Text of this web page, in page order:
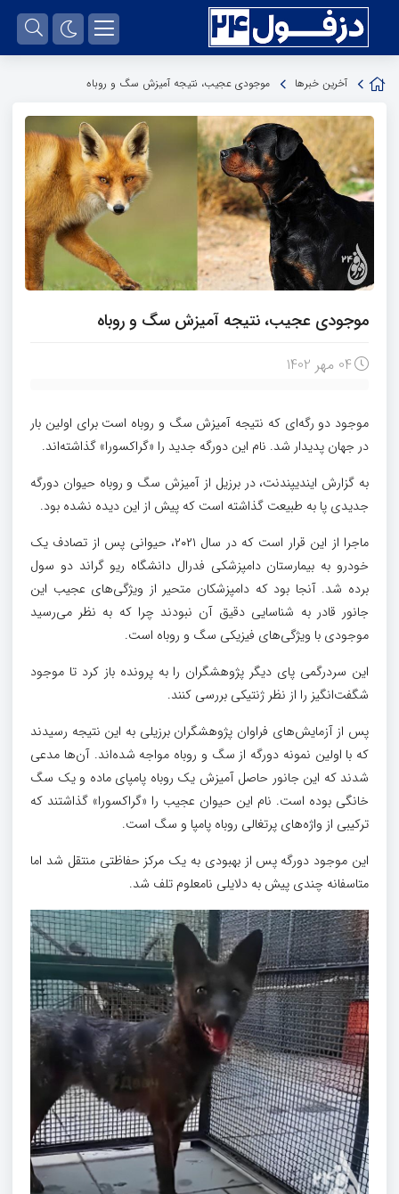
آخرین خبرها موجودی عجیب، نتیجه آمیزش سگ و روباه
موجودی عجیب، نتیجه آمیزش سگ و روباه
04 مهر 1402
موجود دو رگه‌ای که نتیجه آمیزش سگ و روباه است برای اولین بار
در جهان پدیدار شد. نام این دورگه جدید را «گراکسورا» گذاشته‌اند.
به گزارش ایندیپندنت، در برزیل از آمیزش سگ و روباه حیوان دورگه
جدیدی پا به طبیعت گذاشته است که پیش از این دیده نشده بود.
ماجرا از این قرار است که در سال ۲۰۲۱، حیوانی پس از تصادف یک
خودرو به بیمارستان دامپزشکی فدرال دانشگاه ریو گراند دو سول
برده شد. آنجا بود که دامپزشکان متحیر از ویژگی‌های عجیب این
جانور قادر به شناسایی دقیق آن نبودند چرا که به نظر می‌رسید
موجودی با ویژگی‌های فیزیکی سگ و روباه است.
این سردرگمی پای دیگر پژوهشگران را به پرونده باز کرد تا موجود
شگفت‌انگیز را از نظر ژنتیکی بررسی کنند.
پس از آزمایش‌های فراوان پژوهشگران برزیلی به این نتیجه رسیدند
که با اولین نمونه دورگه از سگ و روباه مواجه شده‌اند. آن‌ها مدعی
شدند که این جانور حاصل آمیزش یک روباه پامپای ماده و یک سگ
خانگی بوده است. نام این حیوان عجیب را «گراکسورا» گذاشتند که
ترکیبی از واژه‌های پرتغالی روباه پامپا و سگ است.
این موجود دورگه پس از بهبودی به یک مرکز حفاظتی منتقل شد اما
متاسفانه چندی پیش به دلایلی نامعلوم تلف شد.